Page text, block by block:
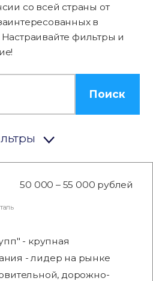
со всей страны от
в
фильтры и
Поиск
50 000 – 55 000 рублей
- крупная
- лидер на рынке
дорожно-